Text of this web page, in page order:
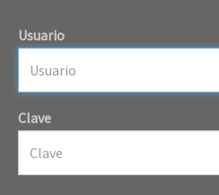
Usuario
Clave